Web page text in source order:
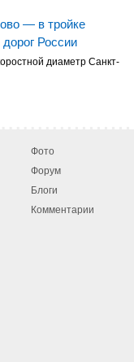
— в тройке
России
диаметр Санкт-
Фото
Форум
Блоги
Комментарии